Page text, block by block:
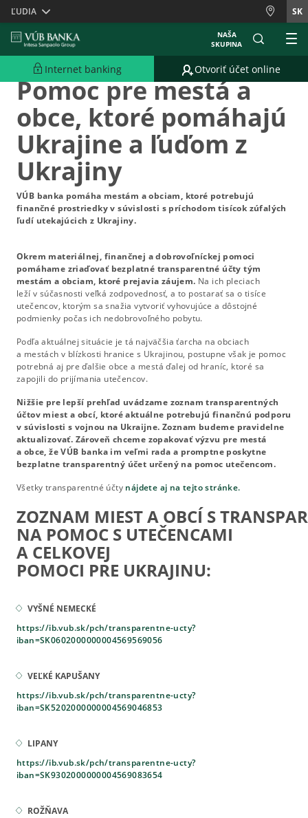
Skiplinks
ĽUDIA SK
NAŠA
SKUPINA
Internet banking Otvoriť účet online
03.03.2022
Pomoc pre mestá a
obce, ktoré pomáhajú
Ukrajine a ľuďom z
Ukrajiny
VÚB banka pomáha mestám a obciam, ktoré potrebujú
finančné prostriedky v súvislosti s príchodom tisícok zúfalých
ľudí utekajúcich z Ukrajiny.
Okrem materiálnej, finančnej a dobrovoľníckej pomoci
pomáhame zriaďovať bezplatné transparentné účty tým
mestám a obciam, ktoré prejavia záujem. Na ich pleciach
leží v súčasnosti veľká zodpovednosť, a to postarať sa o tisíce
utečencov, ktorým sa snažia vytvoriť vyhovujúce a dôstojné
podmienky počas ich nedobrovoľného pobytu.
Podľa aktuálnej situácie je tá najväčšia ťarcha na obciach
a mestách v blízkosti hranice s Ukrajinou, postupne však je pomoc
potrebná aj pre ďalšie obce a mestá ďalej od hraníc, ktoré sa
zapojili do prijímania utečencov.
Nižšie pre lepší prehľad uvádzame zoznam transparentných
účtov miest a obcí, ktoré aktuálne potrebujú finančnú podporu
v súvislosti s vojnou na Ukraijne. Zoznam budeme pravidelne
aktualizovať. Zároveň chceme zopakovať výzvu pre mestá
a obce, že VÚB banka im veľmi rada a promptne poskytne
bezplatne transparentný účet určený na pomoc utečencom.
Všetky transparentné účty nájdete aj na tejto stránke.
ZOZNAM MIEST A OBCÍ S
NA POMOC S UTEČENCAMI
A CELKOVEJ
POMOCI PRE UKRAJINU:
VYŠNÉ NEMECKÉ
https://ib.vub.sk/pch/transparentne-ucty?
iban=SK0602000000004569569056
VEĽKÉ KAPUŠANY
https://ib.vub.sk/pch/transparentne-ucty?
iban=SK5202000000004569046853
LIPANY
https://ib.vub.sk/pch/transparentne-ucty?
iban=SK9302000000004569083654
ROŽŇAVA